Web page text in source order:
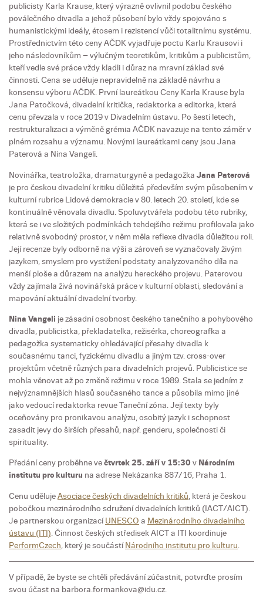
publicisty Karla Krause, který výrazně ovlivnil podobu českého
poválečného divadla a jehož působení bylo vždy spojováno s
humanistickými ideály, étosem i rezistencí vůči totalitnímu systému.
Prostřednictvím této ceny AČDK vyjadřuje poctu Karlu Krausovi i
jeho následovníkům – výlučným teoretikům, kritikům a publicistům,
kteří vedle své práce vždy kladli i důraz na mravní základ své
činnosti. Cena se uděluje nepravidelně na základě návrhu a
konsensu výboru AČDK. První laureátkou Ceny Karla Krause byla
Jana Patočková, divadelní kritička, redaktorka a editorka, která
cenu převzala v roce 2019 v Divadelním ústavu. Po šesti letech,
restrukturalizaci a výměně grémia AČDK navazuje na tento záměr v
plném rozsahu a významu. Novými laureátkami ceny jsou Jana
Paterová a Nina Vangeli.
Novinářka, teatroložka, dramaturgyně a pedagožka Jana Paterová
je pro českou divadelní kritiku důležitá především svým působením v
kulturní rubrice Lidové demokracie v 80. letech 20. století, kde se
kontinuálně věnovala divadlu. Spoluvytvářela podobu této rubriky,
která se i ve složitých podmínkách tehdejšího režimu profilovala jako
relativně svobodný prostor, v něm měla reflexe divadla důležitou roli.
Její recenze byly odborně na výši a zároveň se vyznačovaly živým
jazykem, smyslem pro vystižení podstaty analyzovaného díla na
menší ploše a důrazem na analýzu hereckého projevu. Paterovou
vždy zajímala živá novinářská práce v kulturní oblasti, sledování a
mapování aktuální divadelní tvorby.
Nina Vangeli je zásadní osobnost českého tanečního a pohybového
divadla, publicistka, překladatelka, režisérka, choreografka a
pedagožka systematicky ohledávající přesahy divadla k
současnému tanci, fyzickému divadlu a jiným tzv. cross-over
projektům včetně různých para divadelních projevů. Publicistice se
mohla věnovat až po změně režimu v roce 1989. Stala se jedním z
nejvýznamnějších hlasů současného tance a působila mimo jiné
jako vedoucí redaktorka revue Taneční zóna. Její texty byly
oceňovány pro pronikavou analýzu, osobitý jazyk i schopnost
zasadit jevy do širších přesahů, např. genderu, společnosti či
spirituality.
Předání ceny proběhne večtvrtek 25. září v 15:30 v Národním
institutu pro kulturu na adrese Nekázanka 887/16, Praha 1.
Cenu udělujeAsociace českých divadelních kritiků, která je českou
pobočkou mezinárodního sdružení divadelních kritiků (IACT/AICT).
Je partnerskou organizacíUNESCO a Mezinárodního divadelního
ústavu (ITI). Činnost českých středisek AICT a ITI koordinuje
PerformCzech, který je součástíNárodního institutu pro kulturu.
V případě, že byste se chtěli předávání zúčastnit, potvrďte prosím
svou účast na barbora.formankova@idu.cz.